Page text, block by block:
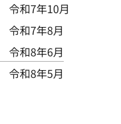
令和7年10月
令和7年8月
令和8年6月
令和8年5月